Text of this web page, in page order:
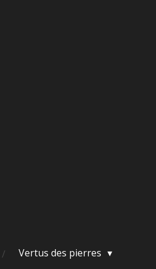
Vertus des pierres